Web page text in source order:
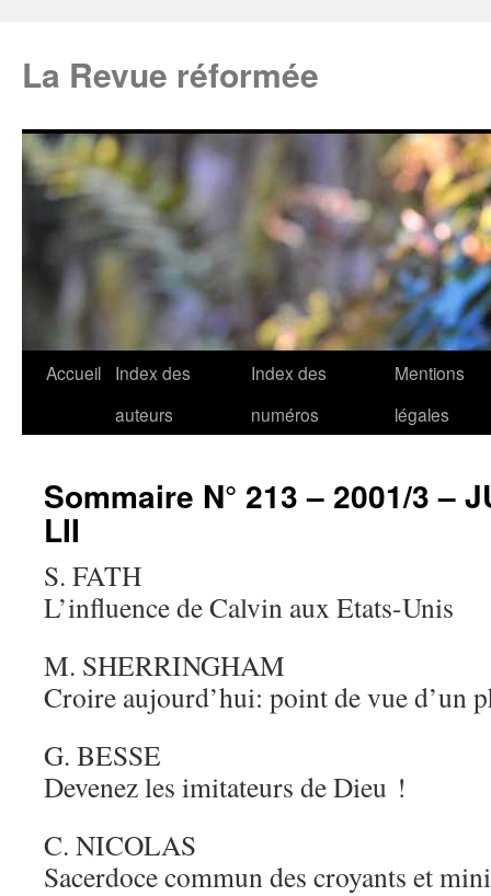
La Revue réformée
Accueil
Index des
auteurs
Index des
numéros
Mentions
légales
Sommaire N° 213 – 2001/3 –
LII
S. FATH
L’influence de Calvin aux Etats-Unis
M. SHERRINGHAM
Croire aujourd’hui: point de vue d’un
G. BESSE
Devenez les imitateurs de Dieu !
C. NICOLAS
Sacerdoce commun des croyants et